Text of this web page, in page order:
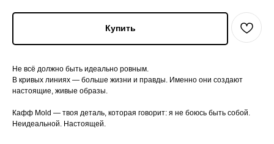
Купить
Не всё должно быть идеально ровным.
В кривых линиях — больше жизни и правды. Именно они создают
настоящие, живые образы.
Кафф Mold — твоя деталь, которая говорит: я не боюсь быть собой.
Неидеальной. Настоящей.